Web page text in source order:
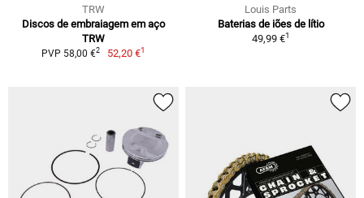
TRW
Discos de embraiagem em aço
TRW
PVP 58,00 €2 52,20 €1
Louis Parts
Baterias de iões de lítio
49,99 €1